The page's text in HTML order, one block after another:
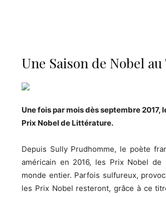
Une Saison de Nobel
Une fois par mois dès septembre
Prix Nobel de Littérature.
Depuis Sully Prudhomme, le poète
américain en 2016, les Prix Nobel
monde entier. Parfois sulfureux,
les Prix Nobel resteront, grâce à ce